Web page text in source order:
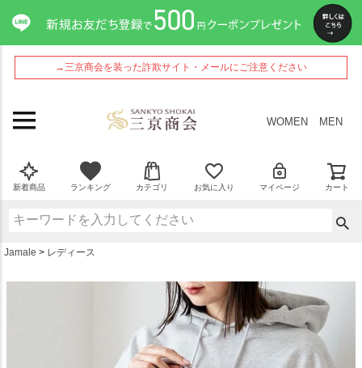
→三京商会を装った詐欺サイト・メールにご注意ください
WOMEN MEN
新着商品 ランキング カテゴリ お気に入り マイページ カート
Jamale レディース
ペー
ジト
ップ
へ